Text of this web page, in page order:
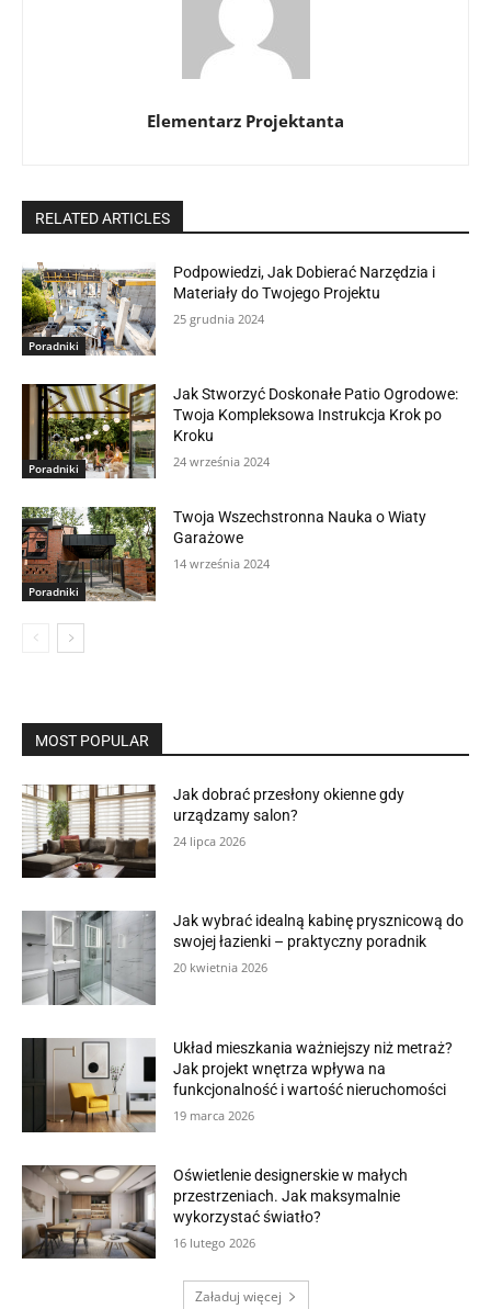
Elementarz Projektanta
RELATED ARTICLES
Poradniki
Podpowiedzi, Jak Dobierać Narzędzia i
Materiały do Twojego Projektu
25 grudnia 2024
Poradniki
Jak Stworzyć Doskonałe Patio Ogrodowe:
Twoja Kompleksowa Instrukcja Krok po
Kroku
24 września 2024
Poradniki
Twoja Wszechstronna Nauka o Wiaty
Garażowe
14 września 2024
MOST POPULAR
Jak dobrać przesłony okienne gdy
urządzamy salon?
24 lipca 2026
Jak wybrać idealną kabinę prysznicową do
swojej łazienki – praktyczny poradnik
20 kwietnia 2026
Układ mieszkania ważniejszy niż metraż?
Jak projekt wnętrza wpływa na
funkcjonalność i wartość nieruchomości
19 marca 2026
Oświetlenie designerskie w małych
przestrzeniach. Jak maksymalnie
wykorzystać światło?
16 lutego 2026
Załaduj więcej